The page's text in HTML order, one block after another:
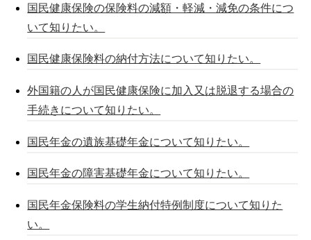
国民健康保険の保険料の減額・軽減・減免の条件につ
いて知りたい。
国民健康保険料の納付方法について知りたい。
外国籍の人が国民健康保険に加入又は脱退する場合の
手続きについて知りたい。
国民年金の遺族基礎年金について知りたい。
国民年金の障害基礎年金について知りたい。
国民年金保険料の学生納付特例制度について知りた
い。